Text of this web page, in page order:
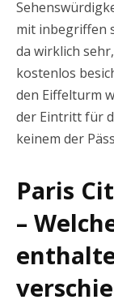
mit inbegriffen
da wirklich
kostenlos
den Eiffelturm
der Eintritt für
keinem der
Paris
–